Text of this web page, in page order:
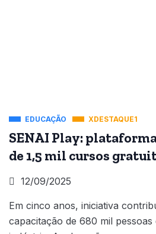
EDUCAÇÃO XDESTAQUE1
SENAI Play:
de 1,5 mil cursos
12/09/2025
Em cinco anos, iniciativa
capacitação de 680 mil pessoas